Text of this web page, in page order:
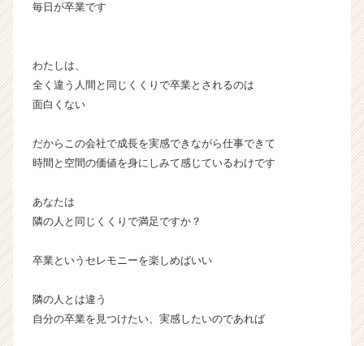
毎日が卒業です
わたしは、
全く違う人間と同じくくりで卒業とされるのは
面白くない
だからこの会社で成長を実感できながら仕事できて
時間と空間の価値を身にしみて感じているわけです
あなたは
隣の人と同じくくりで満足ですか？
卒業というセレモニーを楽しめばいい
隣の人とは違う
自分の卒業を見つけたい、実感したいのであれば